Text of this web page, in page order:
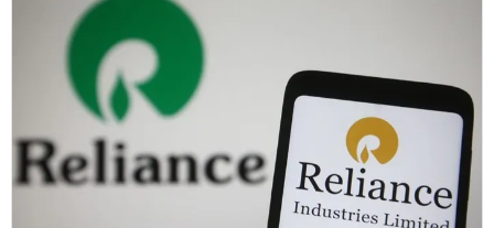
वीडियो
म्यूचुअल
फंड